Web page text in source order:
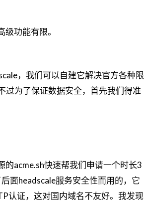
功能有限。
，我们可以自建它解决官方各种限
过为了保证数据安全，首先我们得准
acme.sh快速帮我们申请一个时长3
面headscale服务安全性而用的，它
认证，这对国内域名不友好。我发现